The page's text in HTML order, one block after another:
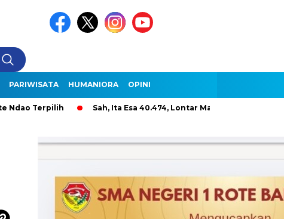
PARIWISATA HUMANIORA OPINI
Sah, Ita Esa 40.474, Lontar Malole Hanya 9.296, Lentera 26.008